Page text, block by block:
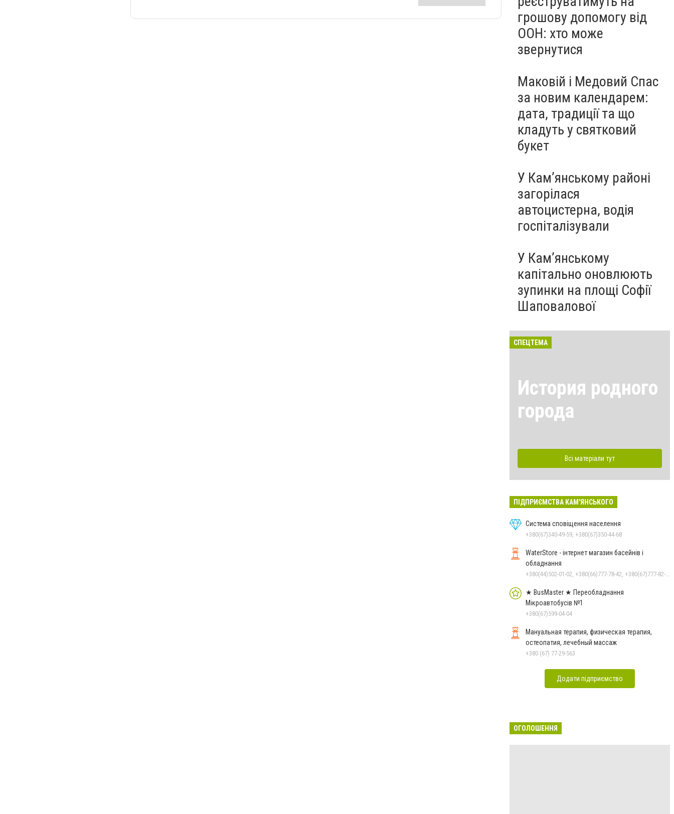
грошову допомогу від
ООН: хто може
звернутися
Маковій і Медовий Спас
за новим календарем:
дата, традиції та що
кладуть у святковий
букет
У Кам’янському районі
загорілася
автоцистерна, водія
госпіталізували
У Кам’янському
капітально оновлюють
зупинки на площі Софії
Шаповалової
СПЕЦТЕМА
История родного
города
Всі матеріали тут
ПІДПРИЄМСТВА КАМ'ЯНСЬКОГО
Система сповіщення населення
+380(67)340-49-59, +380(67)350-44-68
WaterStore - інтернет магазин басейнів і
обладнання
★ BusMaster ★ Переобладнання
Мікроавтобусів №1
+380(67)599-04-04
Мануальная терапия, физическая терапия,
остеопатия, лечебный массаж
+380 (67) 77-29-563
Додати підприємство
ОГОЛОШЕННЯ